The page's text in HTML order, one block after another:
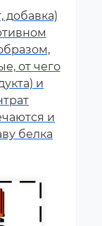
добавка)
от чего
и
и
белка